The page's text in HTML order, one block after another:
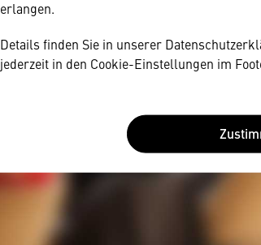
erlangen.
Details finden Sie in unserer
jederzeit in den Cookie-Einstellungen im